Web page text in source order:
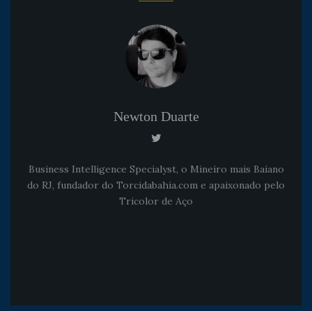
Newton Duarte
Business Intelligence Specialyst, o Mineiro mais Baiano
do RJ, fundador do Torcidabahia.com e apaixonado pelo
Tricolor de Aço